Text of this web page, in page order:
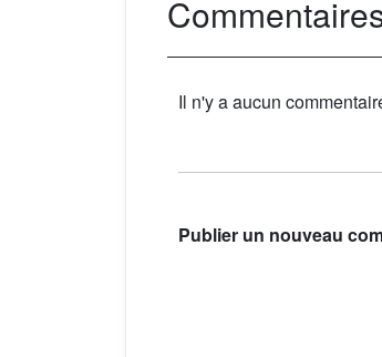
Il n'y a aucun
Publier un nouveau